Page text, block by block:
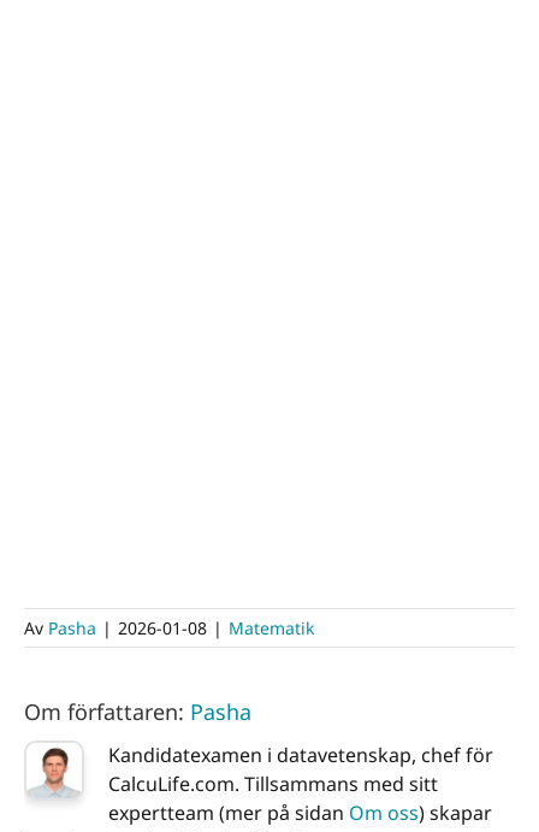
Av Pasha | 2026-01-08 | Matematik
Om författaren: Pasha
Kandidatexamen i datavetenskap, chef för
CalcuLife.com. Tillsammans med sitt
expertteam (mer på sidan Om oss) skapar